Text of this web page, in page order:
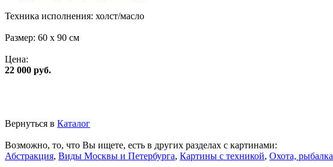
Техника исполнения: холст/масло
Размер: 60 x 90 см
Цена:
22 000 руб.
Вернуться в Каталог
Возможно, то, что Вы ищете, есть в других разделах с картинами:
Абстракция, Виды Москвы и Петербурга, Картины с техникой, Охота, рыбалка